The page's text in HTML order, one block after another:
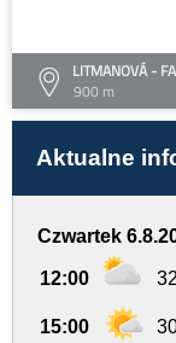
LITMANOVÁ -
900 m
Aktualne
Czwartek
12:00
15:00